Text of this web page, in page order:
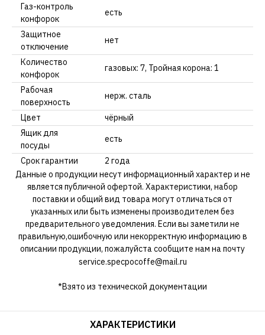
Газ-контроль
конфорок
есть
Защитное
отключение
нет
Количество
конфорок
газовых: 7, Тройная корона: 1
Рабочая
поверхность
нерж. сталь
Цвет
чёрный
Ящик для
посуды
есть
Срок гарантии
2 года
Данные о продукции несут информационный характер и не
является публичной офертой. Характеристики, набор
поставки и общий вид товара могут отличаться от
указанных или быть изменены производителем без
предварительного уведомления. Если вы заметили не
правильную,ошибочную или некорректную информацию в
описании продукции, пожалуйста сообщите нам на почту
service.specpocoffe@mail.ru
*Взято из технической документации
ХАРАКТЕРИСТИКИ